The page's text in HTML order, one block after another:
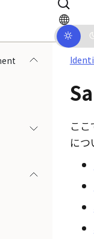
キュメントナビゲーシ
ここ
につ